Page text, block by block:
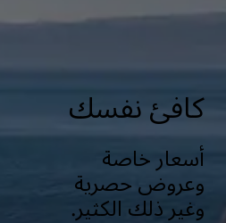
كافئ نفسك
أسعار خاصة
وعروض حصرية
وغير ذلك الكثير.